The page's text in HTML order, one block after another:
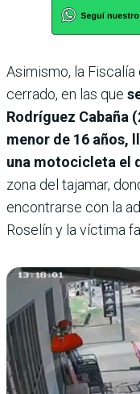
Asimismo, la
cerrado, en las que
Rodríguez Cabaña
menor de 16 años,
una motocicleta el
zona del tajamar,
encontrarse con la
Roselín y la víctima